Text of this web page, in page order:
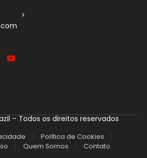
>
YouTube
– Todos os direitos reservados
Política de Cookies
Quem Somos Contato